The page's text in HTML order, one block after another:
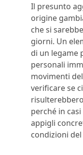
Il presunto
origine
che si
giorni. Un
di un legame
personali
movimenti
verificare se
perché in
appigli
condizioni